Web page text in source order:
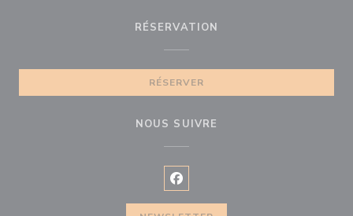
RÉSERVATION
RÉSERVER
NOUS SUIVRE
Facebook ((ouvre une nouvelle